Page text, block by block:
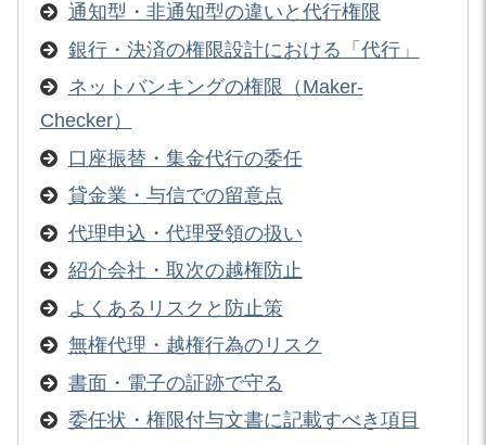
通知型・非通知型の違いと代行権限
銀行・決済の権限設計における「代行」
ネットバンキングの権限（Maker-
Checker）
口座振替・集金代行の委任
貸金業・与信での留意点
代理申込・代理受領の扱い
紹介会社・取次の越権防止
よくあるリスクと防止策
無権代理・越権行為のリスク
書面・電子の証跡で守る
委任状・権限付与文書に記載すべき項目